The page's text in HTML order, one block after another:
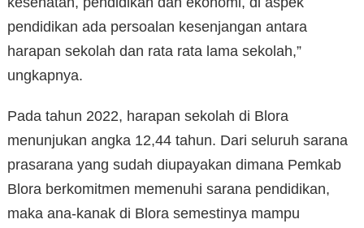
pendidikan ada persoalan kesenjangan antara
harapan sekolah dan rata rata lama sekolah,”
ungkapnya.
Pada tahun 2022, harapan sekolah di Blora
menunjukan angka 12,44 tahun. Dari seluruh sarana
prasarana yang sudah diupayakan dimana Pemkab
Blora berkomitmen memenuhi sarana pendidikan,
maka ana-kanak di Blora semestinya mampu